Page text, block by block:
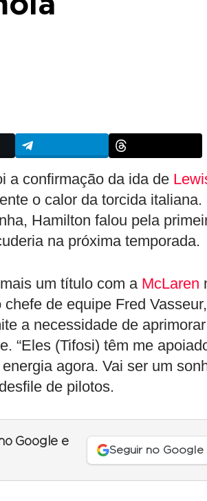
a confirmação da ida de
o calor da torcida italiana.
Hamilton falou pela
na próxima temporada.
um título com a McLaren
de equipe Fred Vasseur,
a necessidade de
“Eles (Tifosi) têm me
agora. Vai ser um
de pilotos.
Google e
Seguir no Google